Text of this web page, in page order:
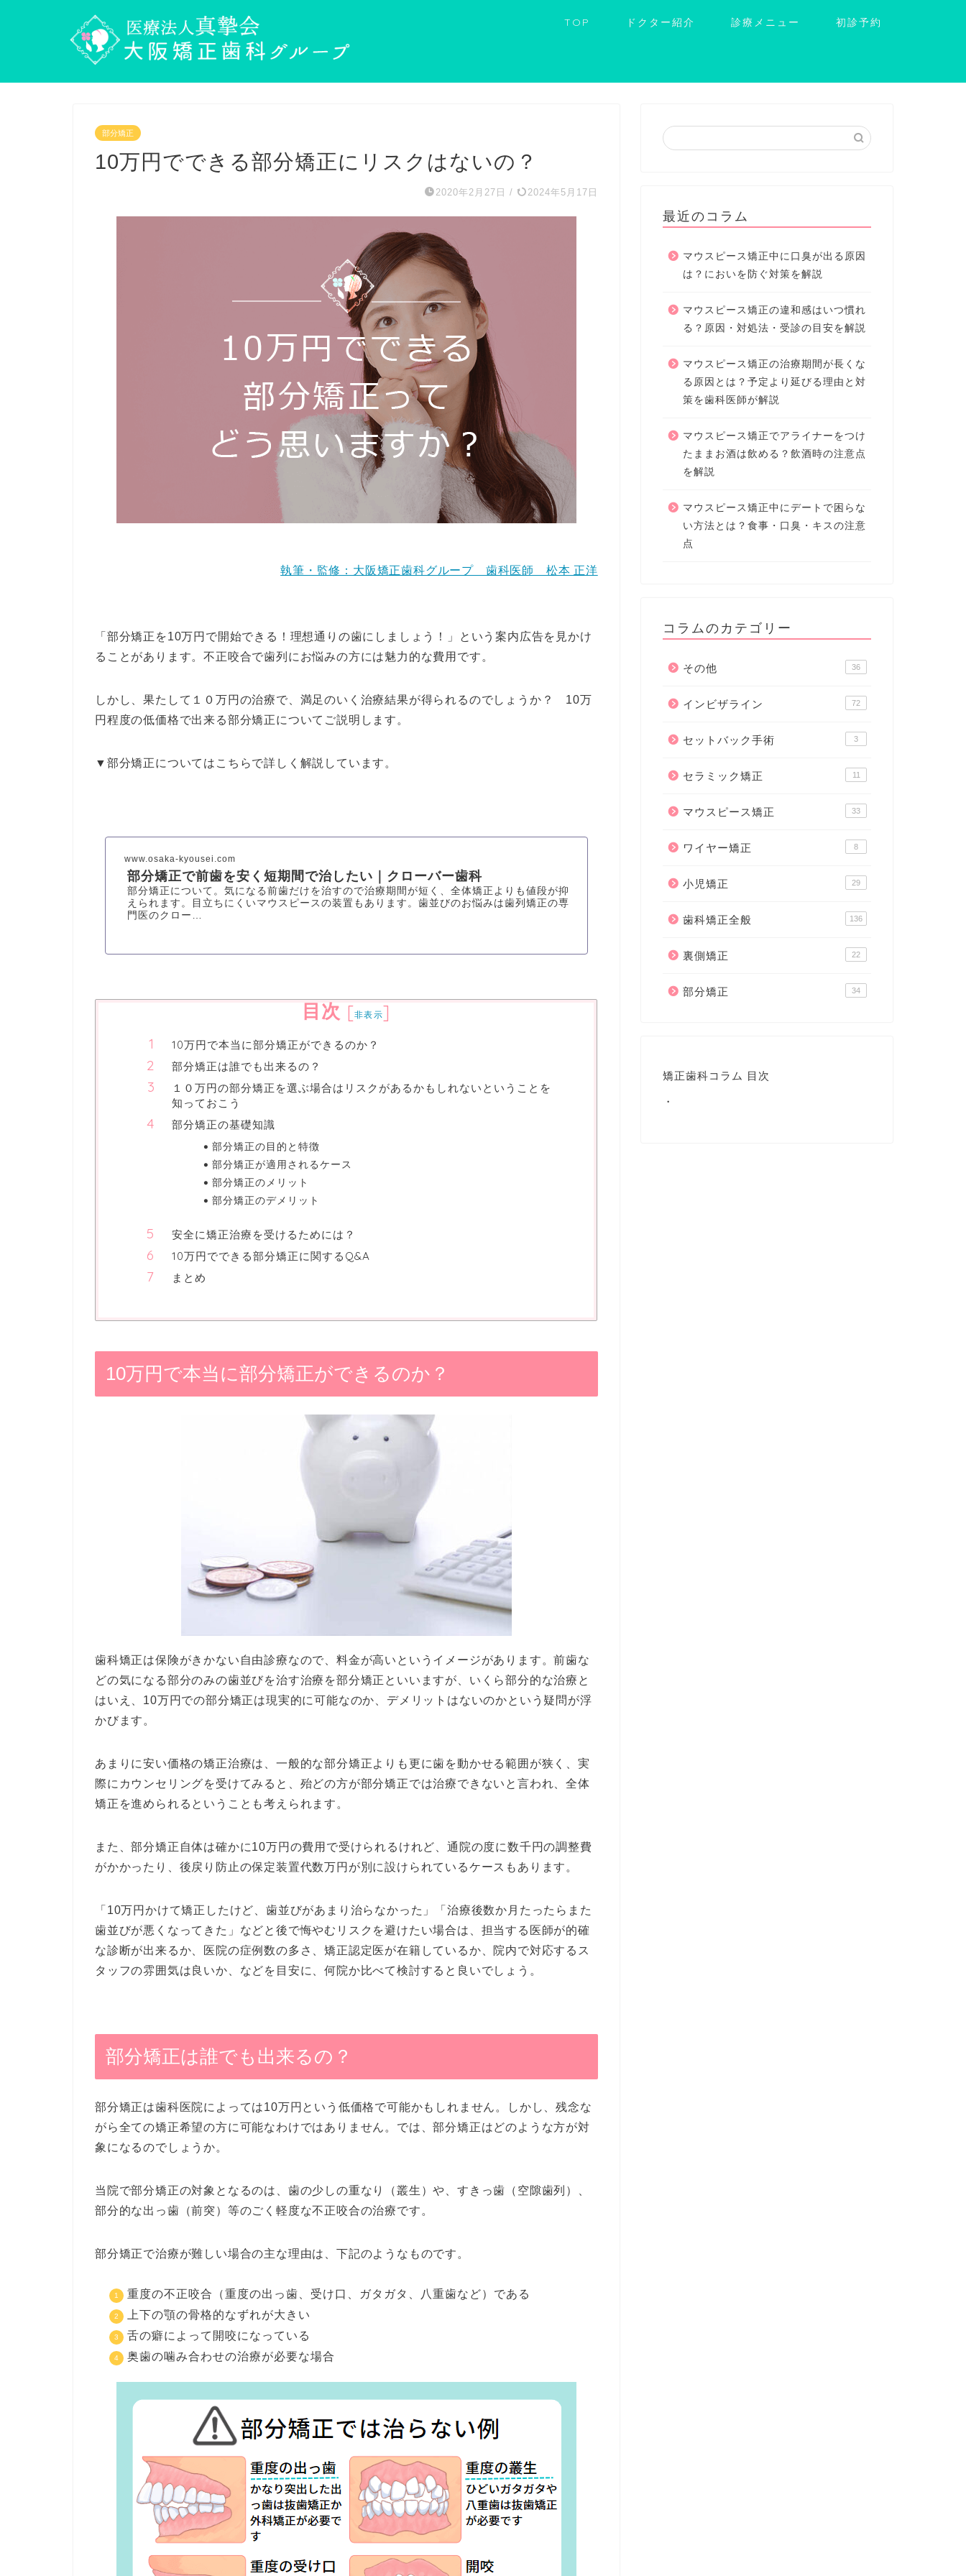
TOP ドクター紹介 診療メニュー 初診予約
部分矯正
10万円でできる部分矯正にリスクはないの？
2020年2月27日 / 2024年5月17日
執筆・監修：大阪矯正歯科グループ 歯科医師 松本 正洋
「部分矯正を10万円で開始できる！理想通りの歯にしましょう！」という案内広告を見かけ
ることがあります。不正咬合で歯列にお悩みの方には魅力的な費用です。
しかし、果たして１０万円の治療で、満足のいく治療結果が得られるのでしょうか？ 10万
円程度の低価格で出来る部分矯正についてご説明します。
▼部分矯正についてはこちらで詳しく解説しています。
www.osaka-kyousei.com
部分矯正で前歯を安く短期間で治したい｜クローバー歯科
部分矯正について。気になる前歯だけを治すので治療期間が短く、全体矯正よりも値段が抑
えられます。目立ちにくいマウスピースの装置もあります。歯並びのお悩みは歯列矯正の専
門医のクロー…
目次 [非表示]
10万円で本当に部分矯正ができるのか？
部分矯正は誰でも出来るの？
１０万円の部分矯正を選ぶ場合はリスクがあるかもしれないということを
知っておこう
部分矯正の基礎知識
部分矯正の目的と特徴
部分矯正が適用されるケース
部分矯正のメリット
部分矯正のデメリット
安全に矯正治療を受けるためには？
10万円でできる部分矯正に関するQ&A
まとめ
10万円で本当に部分矯正ができるのか？
歯科矯正は保険がきかない自由診療なので、料金が高いというイメージがあります。前歯な
どの気になる部分のみの歯並びを治す治療を部分矯正といいますが、いくら部分的な治療と
はいえ、10万円での部分矯正は現実的に可能なのか、デメリットはないのかという疑問が浮
かびます。
あまりに安い価格の矯正治療は、一般的な部分矯正よりも更に歯を動かせる範囲が狭く、実
際にカウンセリングを受けてみると、殆どの方が部分矯正では治療できないと言われ、全体
矯正を進められるということも考えられます。
また、部分矯正自体は確かに10万円の費用で受けられるけれど、通院の度に数千円の調整費
がかかったり、後戻り防止の保定装置代数万円が別に設けられているケースもあります。
「10万円かけて矯正したけど、歯並びがあまり治らなかった」「治療後数か月たったらまた
歯並びが悪くなってきた」などと後で悔やむリスクを避けたい場合は、担当する医師が的確
な診断が出来るか、医院の症例数の多さ、矯正認定医が在籍しているか、院内で対応するス
タッフの雰囲気は良いか、などを目安に、何院か比べて検討すると良いでしょう。
部分矯正は誰でも出来るの？
部分矯正は歯科医院によっては10万円という低価格で可能かもしれません。しかし、残念な
がら全ての矯正希望の方に可能なわけではありません。では、部分矯正はどのような方が対
象になるのでしょうか。
当院で部分矯正の対象となるのは、歯の少しの重なり（叢生）や、すきっ歯（空隙歯列）、
部分的な出っ歯（前突）等のごく軽度な不正咬合の治療です。
部分矯正で治療が難しい場合の主な理由は、下記のようなものです。
重度の不正咬合（重度の出っ歯、受け口、ガタガタ、八重歯など）である
上下の顎の骨格的なずれが大きい
舌の癖によって開咬になっている
奥歯の噛み合わせの治療が必要な場合
最近のコラム
マウスピース矯正中に口臭が出る原因
は？においを防ぐ対策を解説
マウスピース矯正の違和感はいつ慣れ
る？原因・対処法・受診の目安を解説
マウスピース矯正の治療期間が長くな
る原因とは？予定より延びる理由と対
策を歯科医師が解説
マウスピース矯正でアライナーをつけ
たままお酒は飲める？飲酒時の注意点
を解説
マウスピース矯正中にデートで困らな
い方法とは？食事・口臭・キスの注意
点
コラムのカテゴリー
その他 36
インビザライン 72
セットバック手術 3
セラミック矯正 11
マウスピース矯正 33
ワイヤー矯正 8
小児矯正 29
歯科矯正全般 136
裏側矯正 22
部分矯正 34
矯正歯科コラム 目次
・